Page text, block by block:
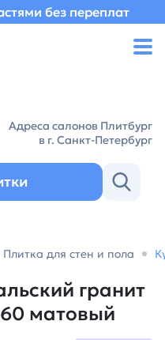
без переплат
Адреса салонов Плитбург
в г. Санкт-Петербург
Плитка для стен и пола
гранит
матовый